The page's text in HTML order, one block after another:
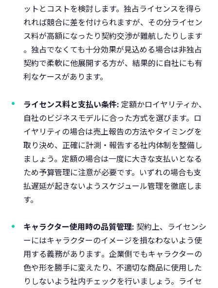
ットとコストを検討します。独占ライセンスを得ら
れれば競合に差を付けられますが、その分ライセン
ス料が高額になったり契約交渉が難航したりします​
。独占でなくても十分効果が見込める場合は非独占
契約で柔軟に他展開する方が、結果的に自社にも有
利なケースがあります。
ライセンス料と支払い条件: 定額かロイヤリティか、
自社のビジネスモデルに合った方式を選びます。ロ
イヤリティの場合は売上報告の方法やタイミングを
取り決め、正確に計測・報告する社内体制を整備し
ましょう。定額の場合は一度に大きな支払いとなる
ため予算管理に注意が必要です。いずれの場合も支
払遅延が起きないようスケジュール管理を徹底しま
す。
キャラクター使用時の品質管理: 契約上、ライセンシ
ーにはキャラクターのイメージを損なわないよう使
用する義務があります​。企業側でもキャラクターの
色や形を勝手に変えたり、不適切な商品に使用した
りしないよう社内チェックを行いましょう。ライセ